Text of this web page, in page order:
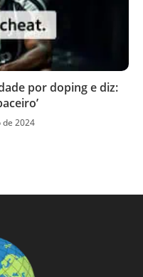
por doping e diz:
de 2024